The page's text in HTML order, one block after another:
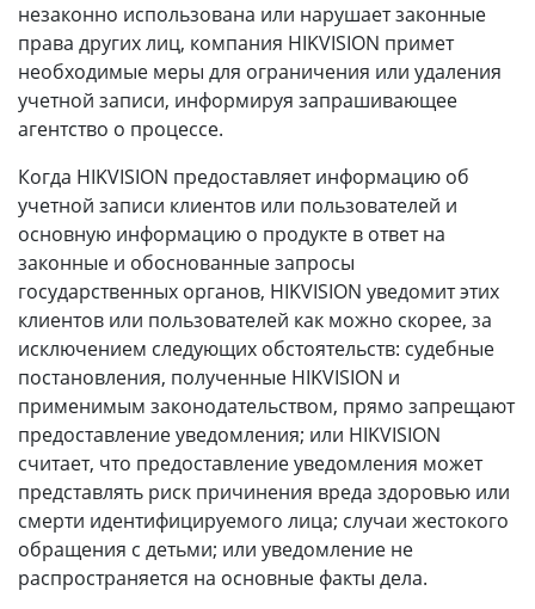
незаконно использована или нарушает законные
права других лиц, компания HIKVISION примет
необходимые меры для ограничения или удаления
учетной записи, информируя запрашивающее
агентство о процессе.
Когда HIKVISION предоставляет информацию об
учетной записи клиентов или пользователей и
основную информацию о продукте в ответ на
законные и обоснованные запросы
государственных органов, HIKVISION уведомит этих
клиентов или пользователей как можно скорее, за
исключением следующих обстоятельств: судебные
постановления, полученные HIKVISION и
применимым законодательством, прямо запрещают
предоставление уведомления; или HIKVISION
считает, что предоставление уведомления может
представлять риск причинения вреда здоровью или
смерти идентифицируемого лица; случаи жестокого
обращения с детьми; или уведомление не
распространяется на основные факты дела.